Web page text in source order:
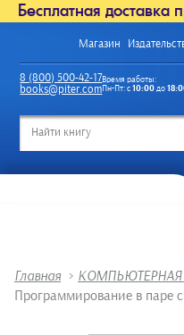
Бесплатная доставка
Магазин
8 (800) 500-42-17
books@piter.com
Время работы:
Пн-Пт: с10:00до
Главная > КОМПЬЮТЕРНАЯ
Программирование в паре